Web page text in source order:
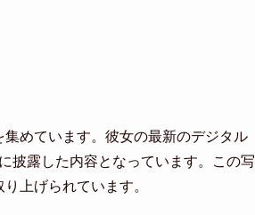
めています。彼女の最新のデジタル
披露した内容となっています。この写
上げられています。